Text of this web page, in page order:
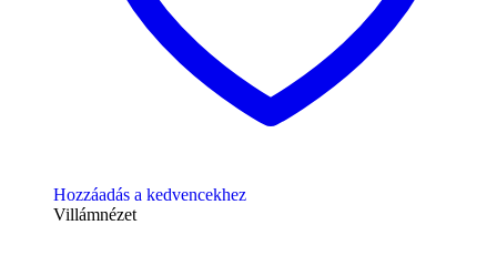
Hozzáadás a kedvencekhez
Villámnézet